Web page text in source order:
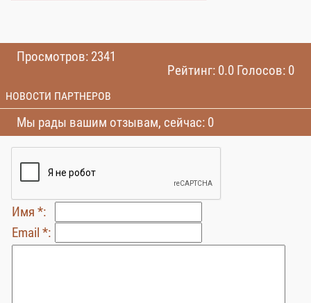
Просмотров: 2341
Рейтинг: 0.0 Голосов: 0
НОВОСТИ ПАРТНЕРОВ
Мы рады вашим отзывам, сейчас: 0
Имя *:
Email *: